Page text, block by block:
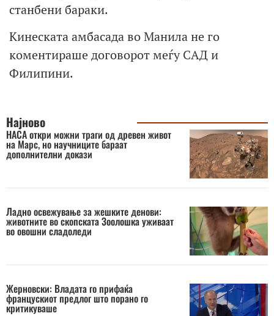
станбени бараки.
Кинеската амбасада во Манила не го
коментираше договорот меѓу САД и
Филипини.
Најново
НАСА откри можни траги од древен живот
на Марс, но научниците бараат
дополнителни докази
Ладно освежување за жешките денови:
животните во скопската Зоолошка уживаат
во овошни сладоледи
Жерновски: Владата го прифаќа
францускиот предлог што порано го
критикуваше